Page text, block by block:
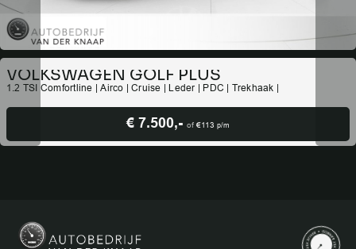
VOLKSWAGEN GOLF PLUS
1.2 TSI Comfortline | Airco | Cruise | Leder | PDC | Trekhaak |
€ 7.500,- of €113 p/m